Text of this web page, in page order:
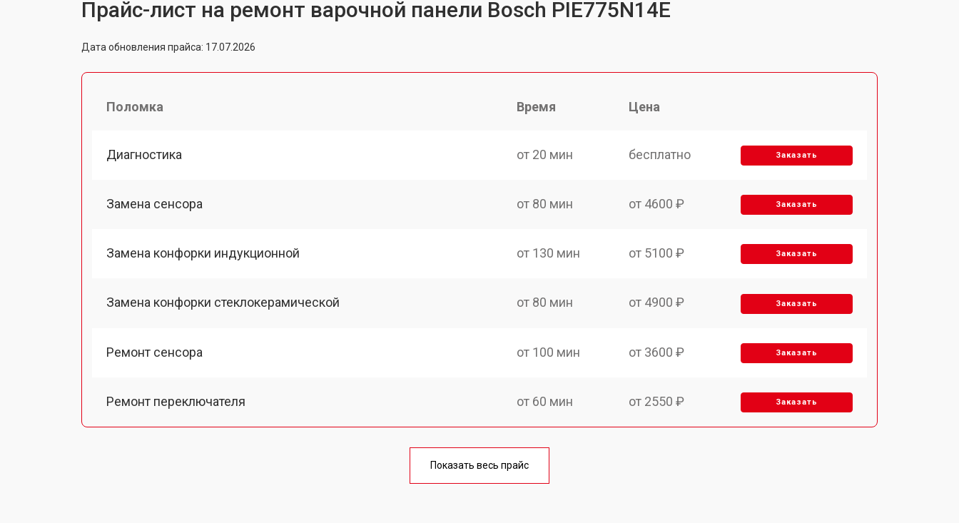
Прайс-лист на ремонт варочной панели Bosch PIE775N14E
Дата обновления прайса: 17.07.2026
Поломка Время Цена
Диагностика от 20 мин бесплатно Заказать
Замена сенсора от 80 мин от 4600 ₽ Заказать
Замена конфорки индукционной от 130 мин от 5100 ₽ Заказать
Замена конфорки стеклокерамической от 80 мин от 4900 ₽ Заказать
Ремонт сенсора от 100 мин от 3600 ₽ Заказать
Ремонт переключателя от 60 мин от 2550 ₽ Заказать
от 140 мин
Показать весь прайс